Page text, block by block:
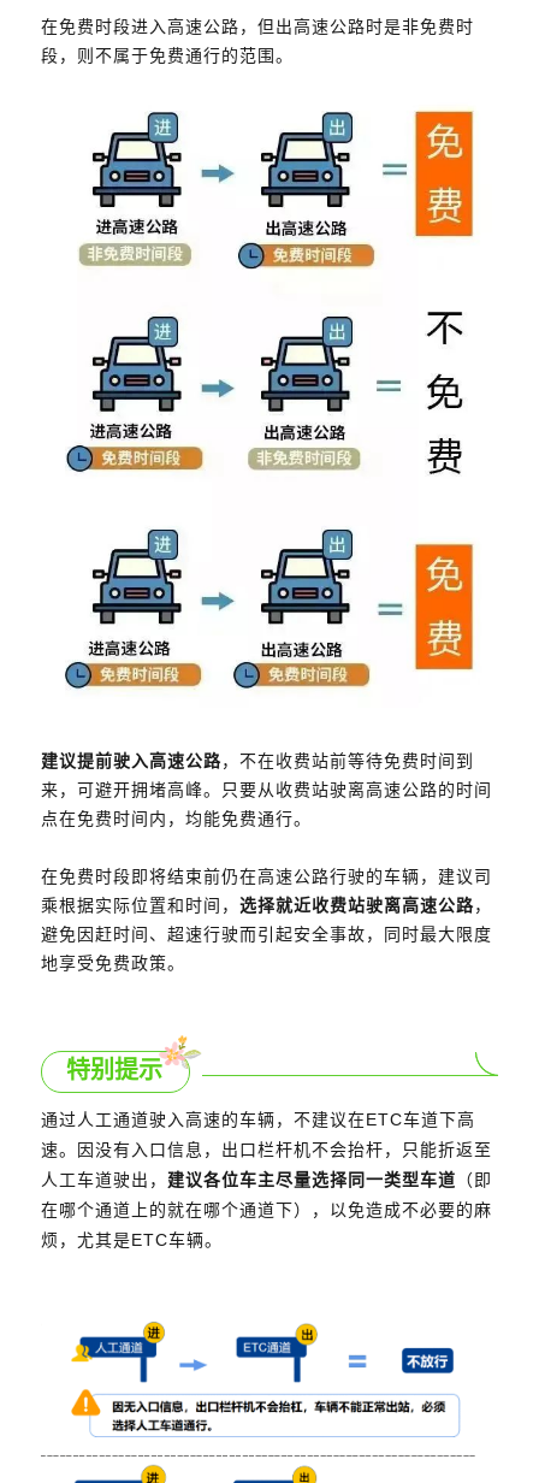
在免费时段进入高速公路，但出高速公路时是非免费时
段，则不属于免费通行的范围。
建议提前驶入高速公路，不在收费站前等待免费时间到
来，可避开拥堵高峰。只要从收费站驶离高速公路的时间
点在免费时间内，均能免费通行。
在免费时段即将结束前仍在高速公路行驶的车辆，建议司
乘根据实际位置和时间， 选择就近收费站驶离高速公路，
避免因赶时间、超速行驶而引起安全事故，同时最大限度
地享受免费政策。
特别提示
通过人工通道驶入高速的车辆，不建议在ETC车道下高
速。
因没有入口信息，出口栏杆机不会抬杆，只能折返至
人工车道驶出， 建议各位车主尽量选择同一类型车道 （即
在哪个通道上的就在哪个通道下），以免造成不必要的麻
烦，尤其是ETC车辆。